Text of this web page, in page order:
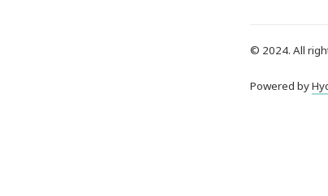
© 2024. All
Powered by